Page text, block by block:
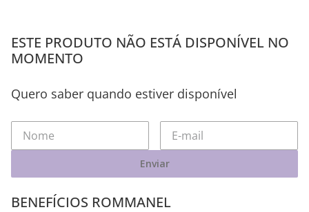
ESTE PRODUTO NÃO ESTÁ DISPONÍVEL NO
MOMENTO
Quero saber quando estiver disponível
Enviar
BENEFÍCIOS ROMMANEL